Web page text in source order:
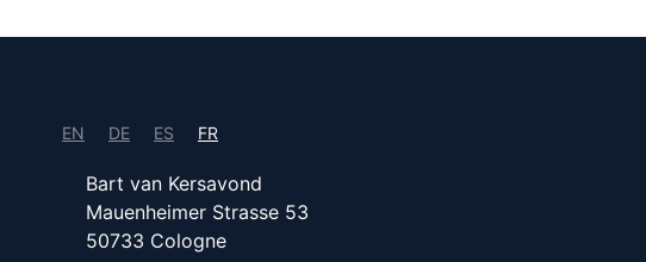
EN DE ES FR
Bart van Kersavond
Mauenheimer Strasse 53
50733 Cologne